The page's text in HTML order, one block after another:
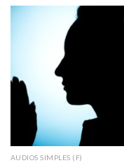
AUDIOS SIMPLES (F)